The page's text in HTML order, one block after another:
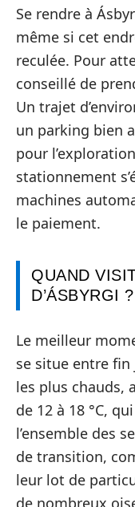
Se rendre à
même si cet
reculée. Pour
conseillé de
Un trajet
un parking bien
pour
stationnement
machines
le paiement.
QUAND
D’ÁSBYRGI ?
Le meilleur
se situe entre
les plus chauds,
de 12 à 18 °C,
l’ensemble des
de transition,
leur lot de
de nombreux